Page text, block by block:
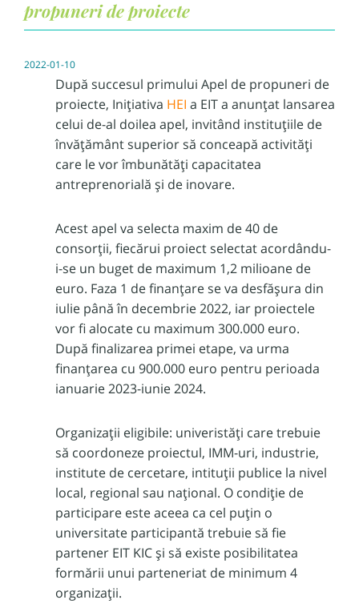
propuneri de proiecte
2022-01-10
După succesul primului Apel de propuneri de
proiecte, Inițiativa HEI a EIT a anunțat lansarea
celui de-al doilea apel, invitând instituțiile de
învățământ superior să conceapă activități
care le vor îmbunătăți capacitatea
antreprenorială și de inovare.
Acest apel va selecta maxim de 40 de
consorții, fiecărui proiect selectat acordându-
i-se un buget de maximum 1,2 milioane de
euro. Faza 1 de finanțare se va desfășura din
iulie până în decembrie 2022, iar proiectele
vor fi alocate cu maximum 300.000 euro.
După finalizarea primei etape, va urma
finanțarea cu 900.000 euro pentru perioada
ianuarie 2023-iunie 2024.
Organizații eligibile: univeristăți care trebuie
să coordoneze proiectul, IMM-uri, industrie,
institute de cercetare, intituții publice la nivel
local, regional sau național. O condiție de
participare este aceea ca cel puțin o
universitate participantă trebuie să fie
partener EIT KIC și să existe posibilitatea
formării unui parteneriat de minimum 4
organizații.